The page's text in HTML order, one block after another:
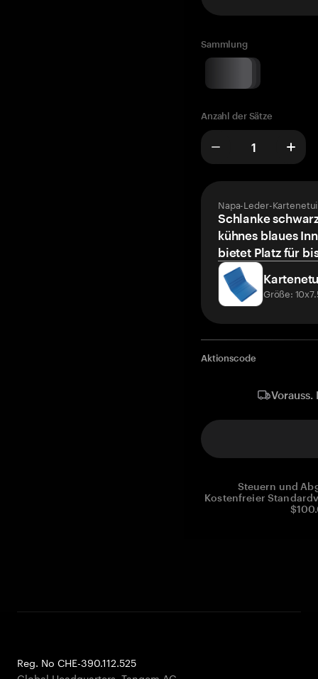
Sammlung
Anzahl der Sätze
Napa-Leder-
Schlanke
kühnes blaues
bietet Platz für
Größe:
Aktionscode
Steuern und
Kostenfreier
Reg. No CHE-390.112.525